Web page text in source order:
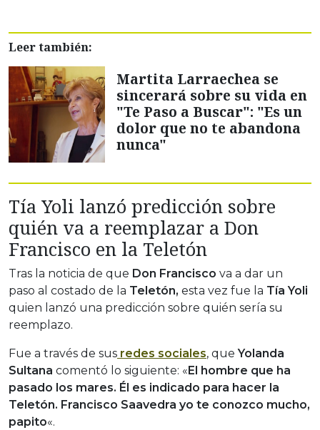
Leer también:
Martita Larraechea se
sincerará sobre su vida en
"Te Paso a Buscar": "Es un
dolor que no te abandona
nunca"
Tía Yoli lanzó predicción sobre
quién va a reemplazar a Don
Francisco en la Teletón
Tras la noticia de que Don Francisco va a dar un
paso al costado de la Teletón, esta vez fue la Tía Yoli
quien lanzó una predicción sobre quién sería su
reemplazo.
Fue a través de sus redes sociales, queYolanda
Sultana comentó lo siguiente: « El hombre que ha
pasado los mares. Él es indicado para hacer la
Teletón. Francisco Saavedra yo te conozco mucho,
papito«.